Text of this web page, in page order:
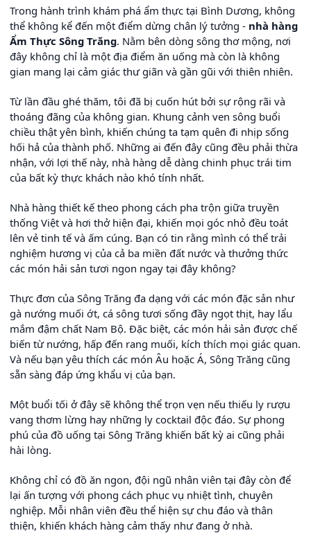
Trong hành trình khám phá ẩm thực tại Bình Dương, không
thể không kể đến một điểm dừng chân lý tưởng - nhà hàng
Ẩm Thực Sông Trăng. Nằm bên dòng sông thơ mộng, nơi
đây không chỉ là một địa điểm ăn uống mà còn là không
gian mang lại cảm giác thư giãn và gần gũi với thiên nhiên.
Từ lần đầu ghé thăm, tôi đã bị cuốn hút bởi sự rộng rãi và
thoáng đãng của không gian. Khung cảnh ven sông buổi
chiều thật yên bình, khiến chúng ta tạm quên đi nhịp sống
hối hả của thành phố. Những ai đến đây cũng đều phải thừa
nhận, với lợi thế này, nhà hàng dễ dàng chinh phục trái tim
của bất kỳ thực khách nào khó tính nhất.
Nhà hàng thiết kế theo phong cách pha trộn giữa truyền
thống Việt và hơi thở hiện đại, khiến mọi góc nhỏ đều toát
lên vẻ tinh tế và ấm cúng. Bạn có tin rằng mình có thể trải
nghiệm hương vị của cả ba miền đất nước và thưởng thức
các món hải sản tươi ngon ngay tại đây không?
Thực đơn của Sông Trăng đa dạng với các món đặc sản như
gà nướng muối ớt, cá sông tươi sống đầy ngọt thịt, hay lẩu
mắm đậm chất Nam Bộ. Đặc biệt, các món hải sản được chế
biến từ nướng, hấp đến rang muối, kích thích mọi giác quan.
Và nếu bạn yêu thích các món Âu hoặc Á, Sông Trăng cũng
sẵn sàng đáp ứng khẩu vị của bạn.
Một buổi tối ở đây sẽ không thể trọn vẹn nếu thiếu ly rượu
vang thơm lừng hay những ly cocktail độc đáo. Sự phong
phú của đồ uống tại Sông Trăng khiến bất kỳ ai cũng phải
hài lòng.
Không chỉ có đồ ăn ngon, đội ngũ nhân viên tại đây còn để
lại ấn tượng với phong cách phục vụ nhiệt tình, chuyên
nghiệp. Mỗi nhân viên đều thể hiện sự chu đáo và thân
thiện, khiến khách hàng cảm thấy như đang ở nhà.